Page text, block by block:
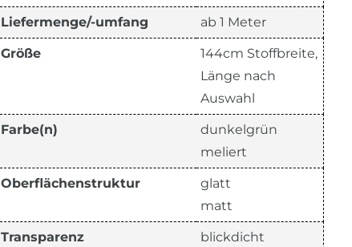
Liefermenge/-umfang ab 1 Meter
Größe
144cm Stoffbreite,
Länge nach
Auswahl
Farbe(n)
dunkelgrün
meliert
Oberflächenstruktur
glatt
matt
Transparenz blickdicht